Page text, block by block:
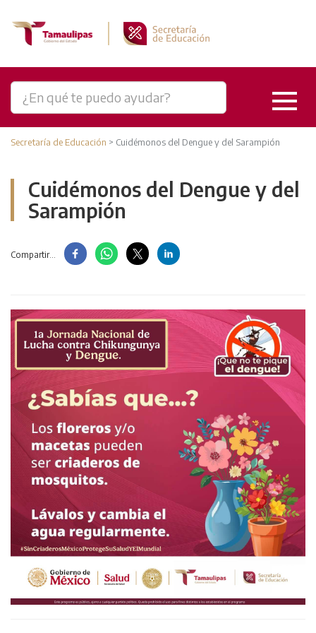
Secretaría de Educación > Cuidémonos del Dengue y del Sarampión
Cuidémonos del Dengue y del
Sarampión
Compartir...